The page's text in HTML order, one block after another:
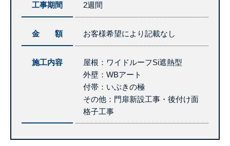
工事期間 2週間
金 額 お客様希望により記載なし
施工内容
屋根：ワイドルーフSi遮熱型
外壁：WBアート
付帯：いぶきの極
その他：門扉新設工事・後付け面
格子工事